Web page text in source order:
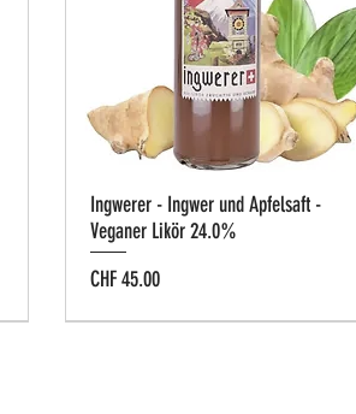
Ingwerer - Ingwer und Apfelsaft -
Veganer Likör 24.0%
Preis
CHF 45.00